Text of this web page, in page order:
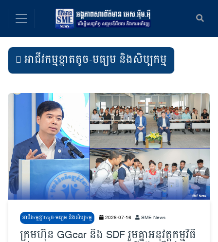
អាជីវកម្មខ្នាតតូច-មធ្យម និងសិប្បកម្ម
អាជីវកម្មខ្នាតតូច-មធ្យម និងសិប្បកម្ម 2026-07-16 SME News
ក្រុមហ៊ុន GGear និង SDF រួមគ្នាអនុវត្ដកម្មវិធី